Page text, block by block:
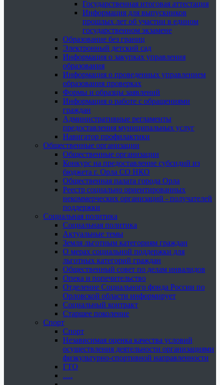
Государственная итоговая аттестация
Информация для выпускников
прошлых лет об участии в едином
государственном экзамене
Образование без границ
Электронный детский сад
Информация о закупках управления
образования
Информация о проведенных управлением
образования проверках
Формы и образцы заявлений
Информация о работе с обращениями
граждан
Административные регламенты
предоставления муниципальных услуг
Навигатор профилактики
Общественные организации
Общественные организации
Конкурс на предоставление субсидий из
бюджета г. Орла СО НКО
Общественная палата города Орла
Реестр социально ориентированных
некоммерческих организаций - получателей
поддержки
Социальная политика
Социальная политика
Актуальные темы
Земля льготным категориям граждан
О мерах социальной поддержки для
льготных категорий граждан
Общественный совет по делам инвалидов
Опека и попечительство
Отделение Социального фонда России по
Орловской области информирует
Социальный контракт
Старшее поколение
Спорт
Спорт
Независимая оценка качества условий
осуществления деятельности организациями
физкультурно-спортивной направленности
ГТО
.....